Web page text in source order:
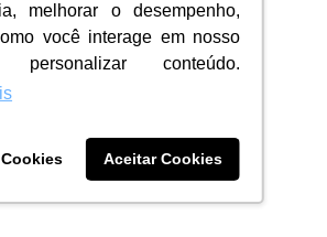
melhorar o desempenho,
você interage em nosso
conteúdo.
Aceitar Cookies